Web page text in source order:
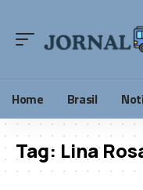
Home Brasil
Tag: Lina